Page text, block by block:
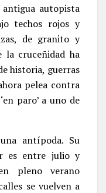
autopista
techos rojos y
de granito y
la cruceñidad ha
historia, guerras
pelea contra
paro’ a uno de
antípoda. Su
es entre julio y
pleno verano
se vuelven a